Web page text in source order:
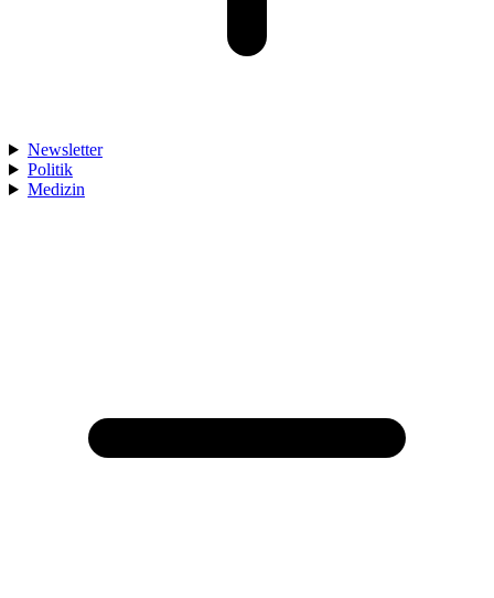
Newsletter
Politik
Medizin